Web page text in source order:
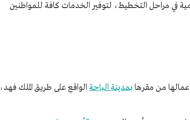
في مراحل التخطيط، لتوفير الخدمات كافة للمواطنين
من مقرها بمدينة الباحة الواقع على طريق الملك فهد،